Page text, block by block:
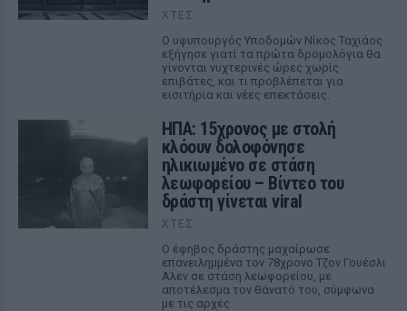
ΧΤΕΣ
Ο υφυπουργός Υποδομών Νίκος Ταχιάος
εξήγησε γιατί τα πρώτα δρομολόγια θα
γίνονται νυχτερινές ώρες χωρίς
επιβάτες, και τι προβλέπεται για
εισιτήρια και νέες επεκτάσεις.
ΗΠΑ: 15χρονος με στολή
κλόουν δολοφόνησε
ηλικιωμένο σε στάση
λεωφορείου – Βίντεο του
δράστη γίνεται viral
ΧΤΕΣ
Ο έφηβος δράστης μαχαίρωσε
επανειλημμένα τον 78χρονο Τζον Γουέσλι
Αλεν σε στάση λεωφορείου, με
αποτέλεσμα τον θάνατό του, σύμφωνα
με τις αρχές